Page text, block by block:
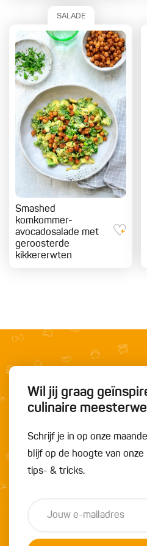
SALADE
Smashed
komkommer-
avocadosalade met
geroosterde
kikkererwten
Wil jij graag
culinaire
Schrijf je in op onze
blijf op de hoogte van
tips- & tricks.